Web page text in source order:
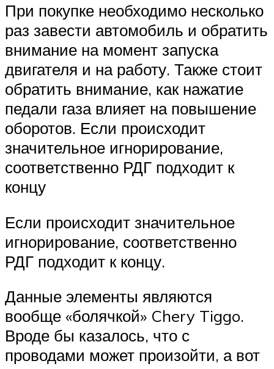
При покупке необходимо несколько
раз завести автомобиль и обратить
внимание на момент запуска
двигателя и на работу. Также стоит
обратить внимание, как нажатие
педали газа влияет на повышение
оборотов. Если происходит
значительное игнорирование,
соответственно РДГ подходит к
концу
Если происходит значительное
игнорирование, соответственно
РДГ подходит к концу.
Данные элементы являются
вообще «болячкой» Chery Tiggo.
Вроде бы казалось, что с
проводами может произойти, а вот